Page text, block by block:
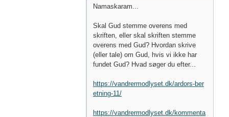
Namaskaram...
Skal Gud stemme overens med
skriften, eller skal skriften stemme
overens med Gud? Hvordan skrive
(eller tale) om Gud, hvis vi ikke har
fundet Gud? Hvad søger du efter...
https://vandrermodlyset.dk/ardors-ber
etning-11/
https://vandrermodlyset.dk/kommenta